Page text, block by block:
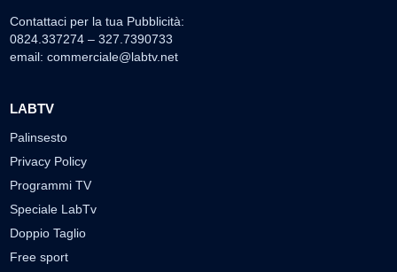
Contattaci per la tua Pubblicità:
0824.337274 – 327.7390733
email: commerciale@labtv.net
LABTV
Palinsesto
Privacy Policy
Programmi TV
Speciale LabTv
Doppio Taglio
Free sport